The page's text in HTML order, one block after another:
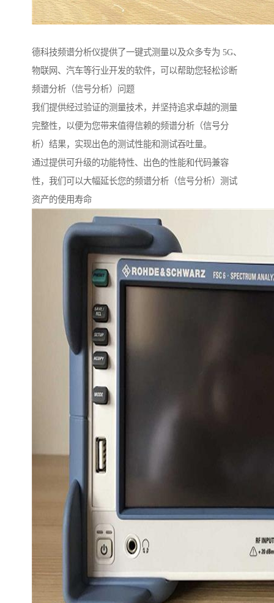
德科技频谱分析仪提供了一键式测量以及众多专为 5G、
物联网、汽车等行业开发的软件，可以帮助您轻松诊断
频谱分析（信号分析）问题
我们提供经过验证的测量技术，并坚持追求卓越的测量
完整性，以便为您带来值得信赖的频谱分析（信号分
析）结果，实现出色的测试性能和测试吞吐量。
通过提供可升级的功能特性、出色的性能和代码兼容
性，我们可以大幅延长您的频谱分析（信号分析）测试
资产的使用寿命